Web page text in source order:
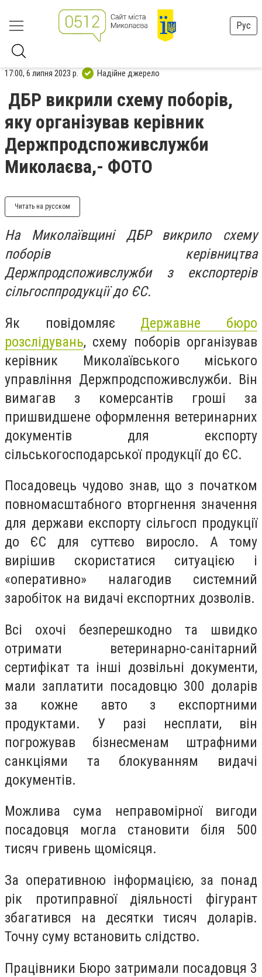
Рус
17:00, 6 липня 2023 р. Надійне джерело
ДБР викрили схему поборів,
яку організував керівник
Держпродспоживслужби
Миколаєва,- ФОТО
Читать на русском
На Миколаївщині ДБР викрило схему
поборів керівництва
Держпродспоживслужби з експортерів
сільгосппродукції до ЄС.
Як повідомляє Державне бюро
розслідувань, схему поборів організував
керівник Миколаївського міського
управління Держпродспоживслужби. Він
вимагав з комерсантів гроші за
пришвидшене оформлення ветеринарних
документів для експорту
сільськогосподарської продукції до ЄС.
Посадовець чудово знав, що з початком
повномасштабного вторгнення значення
для держави експорту сільгосп продукції
до ЄС для суттєво виросло. А тому
вирішив скористатися ситуацією і
«оперативно» налагодив системний
заробіток на видачі експортних дозволів.
Всі охочі безперешкодно та швидко
отримати ветеринарно-санітарний
сертифікат та інші дозвільні документи,
мали заплатити посадовцю 300 доларів
за кожне авто з експортними
продуктами. У разі несплати, він
погрожував бізнесменам штрафними
санкціями та блокуванням видачі
документів.
Можлива сума неправомірної вигоди
посадовця могла становити біля 500
тисяч гривень щомісяця.
За оперативною інформацією, за понад
рік протиправної діяльності фігурант
збагатився на десятки тисяч доларів.
Точну суму встановить слідство.
Працівники Бюро затримали посадовця 3